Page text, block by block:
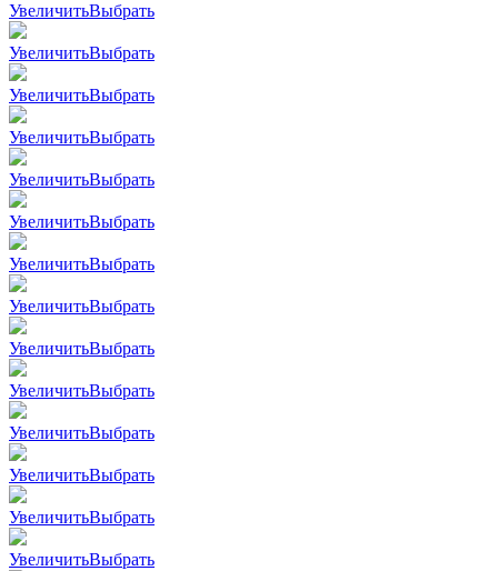
УвеличитьВыбрать
УвеличитьВыбрать
УвеличитьВыбрать
УвеличитьВыбрать
УвеличитьВыбрать
УвеличитьВыбрать
УвеличитьВыбрать
УвеличитьВыбрать
УвеличитьВыбрать
УвеличитьВыбрать
УвеличитьВыбрать
УвеличитьВыбрать
УвеличитьВыбрать
УвеличитьВыбрать